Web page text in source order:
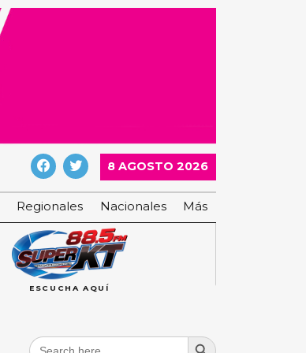
8 AGOSTO 2026
Regionales Nacionales Más
ESCUCHA AQUÍ
Search
Search Button